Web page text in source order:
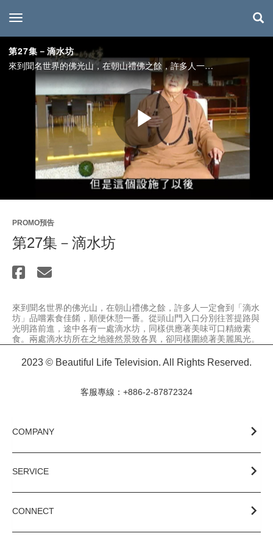
toggle navigation
第27集－滴水坊
來到聞名世界的佛光山，在朝山禮佛之餘，許多人一定會到「滴水坊」品嚐素食佳餚，順便休憩一番。從頭山門入口分別往菩提路與光明路前進，途中各有一處滴水坊，同樣供應著美味可口精緻素食。兩處滴水坊所在之地雖然景致各異，卻同樣圍繞著美麗風光。
Play
Video
PROMO預告
第27集－滴水坊
來到聞名世界的佛光山，在朝山禮佛之餘，許多人一定會到「滴水
坊」品嚐素食佳餚，順便休憩一番。從頭山門入口分別往菩提路與
光明路前進，途中各有一處滴水坊，同樣供應著美味可口精緻素
食。兩處滴水坊所在之地雖然景致各異，卻同樣圍繞著美麗風光。
2023 © Beautiful Life Television. All Rights Reserved.
客服專線：+886-2-87872324
COMPANY
SERVICE
CONNECT